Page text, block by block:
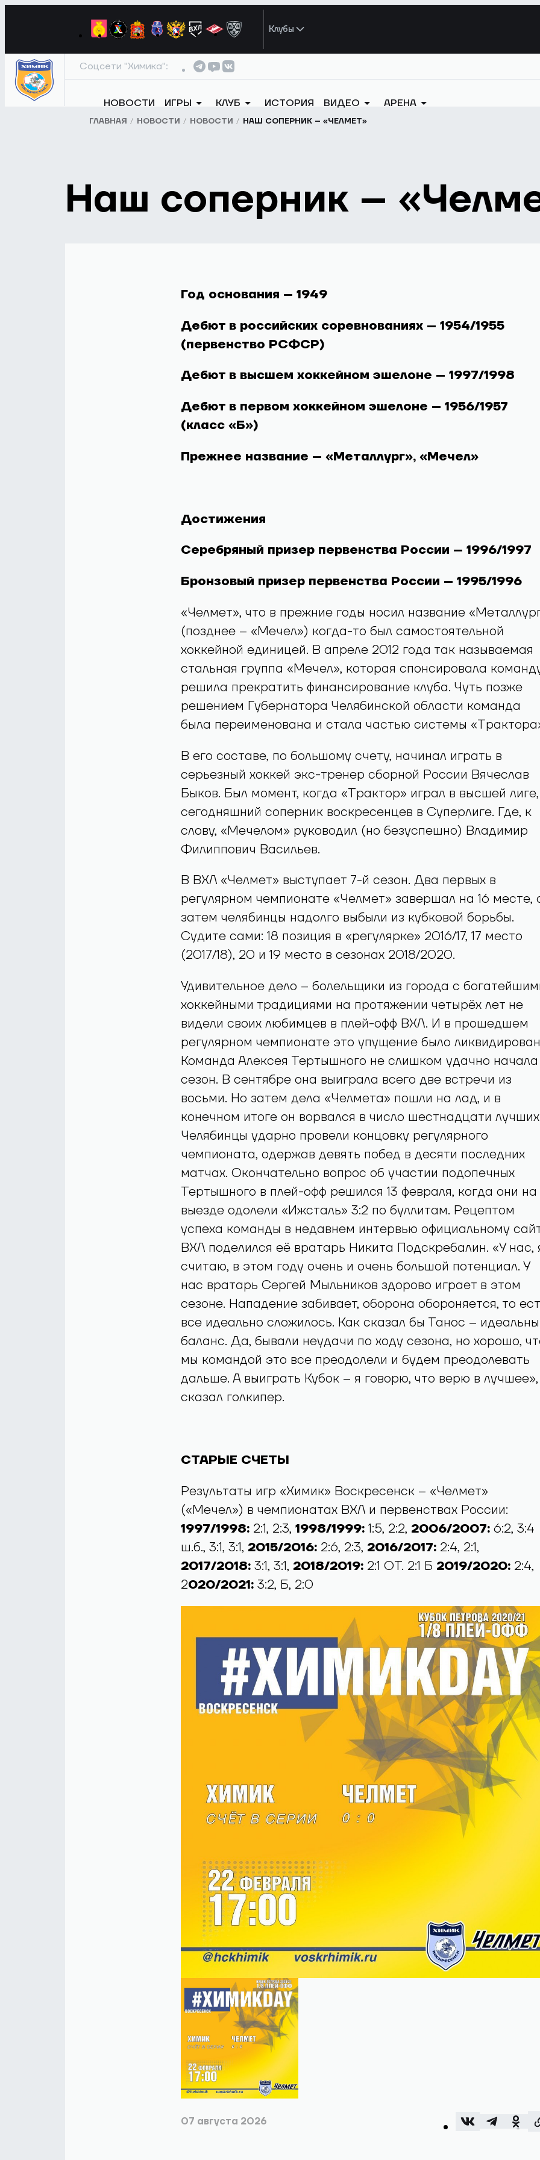
Клубы
Соцсети "Химика":
НОВОСТИ ИГРЫ КЛУБ ИСТОРИЯ ВИДЕО АРЕНА
ГЛАВНАЯ НОВОСТИ НОВОСТИ НАШ СОПЕРНИК – «ЧЕЛМЕТ»
Наш соперник –
Год основания – 1949
Дебют в российских соревнованиях – 1954/1955
(первенство РСФСР)
Дебют в высшем хоккейном эшелоне – 1997/1998
Дебют в первом хоккейном эшелоне – 1956/1957
(класс «Б»)
Прежнее название – «Металлург», «Мечел»
Достижения
Серебряный призер первенства России – 1996/1997
Бронзовый призер первенства России – 1995/1996
«Челмет», что в прежние годы носил название
(позднее – «Мечел») когда-то был самостоятельной
хоккейной единицей. В апреле 2012 года так называемая
стальная группа «Мечел», которая спонсировала
решила прекратить финансирование клуба. Чуть позже
решением Губернатора Челябинской области команда
была переименована и стала частью системы
В его составе, по большому счету, начинал играть в
серьезный хоккей экс-тренер сборной России Вячеслав
Быков. Был момент, когда «Трактор» играл в высшей
сегодняшний соперник воскресенцев в Суперлиге. Где, к
слову, «Мечелом» руководил (но безуспешно) Владимир
Филиппович Васильев.
В ВХЛ «Челмет» выступает 7-й сезон. Два первых в
регулярном чемпионате «Челмет» завершал на 16 месте,
затем челябинцы надолго выбыли из кубковой борьбы.
Судите сами: 18 позиция в «регулярке» 2016/17, 17 место
(2017/18), 20 и 19 место в сезонах 2018/2020.
Удивительное дело – болельщики из города с
хоккейными традициями на протяжении четырёх лет не
видели своих любимцев в плей-офф ВХЛ. И в прошедшем
регулярном чемпионате это упущение было
Команда Алексея Тертышного не слишком удачно начала
сезон. В сентябре она выиграла всего две встречи из
восьми. Но затем дела «Челмета» пошли на лад, и в
конечном итоге он ворвался в число шестнадцати
Челябинцы ударно провели концовку регулярного
чемпионата, одержав девять побед в десяти последних
матчах. Окончательно вопрос об участии подопечных
Тертышного в плей-офф решился 13 февраля, когда они на
выезде одолели «Ижсталь» 3:2 по буллитам. Рецептом
успеха команды в недавнем интервью официальному
ВХЛ поделился её вратарь Никита Подскребалин. «У нас,
считаю, в этом году очень и очень большой потенциал. У
нас вратарь Сергей Мыльников здорово играет в этом
сезоне. Нападение забивает, оборона обороняется, то
все идеально сложилось. Как сказал бы Танос –
баланс. Да, бывали неудачи по ходу сезона, но хорошо,
мы командой это все преодолели и будем преодолевать
дальше. А выиграть Кубок – я говорю, что верю в
сказал голкипер.
СТАРЫЕ СЧЕТЫ
Результаты игр «Химик» Воскресенск – «Челмет»
(«Мечел») в чемпионатах ВХЛ и первенствах России:
1997/1998: 2:1, 2:3, 1998/1999:1:5, 2:2, 2006/2007:6:2, 3:4
ш.б., 3:1, 3:1, 2015/2016: 2:6, 2:3, 2016/2017:2:4, 2:1,
2017/2018: 3:1, 3:1, 2018/2019: 2:1 ОТ. 2:1 Б 2019/2020:2:4,
2020/2021:3:2, Б, 2:0
07 августа 2026